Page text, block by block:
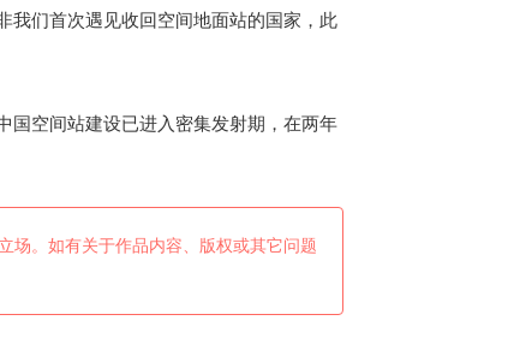
我们首次遇见收回空间地面站的国家，此
国空间站建设已进入密集发射期，在两年
场。如有关于作品内容、版权或其它问题